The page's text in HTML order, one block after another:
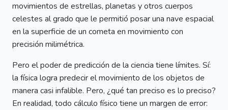
movimientos de estrellas, planetas y otros cuerpos
celestes al grado que le permitió posar una nave espacial
en la superficie de un cometa en movimiento con
precisión milimétrica.
Pero el poder de predicción de la ciencia tiene límites. Sí:
la física logra predecir el movimiento de los objetos de
manera casi infalible. Pero, ¿qué tan preciso es lo preciso?
En realidad, todo cálculo físico tiene un margen de error: